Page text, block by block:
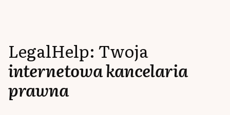
LegalHelp: Twoja
internetowa kancelaria
prawna